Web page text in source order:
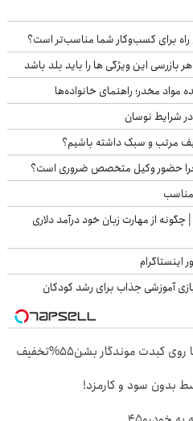
راه برای کسب‌وکار شما مناسب‌تر است؟
این ویژگی ها را باید بلد باشد
شرایط نوسان
مرتب و سبک داشته باشیم؟
چرا حضور وکیل متخصص ضروری است؟
از مهارت زبان خود درآمد دلاری
آموزشی جذاب برای رشد کودکان
موندگار بشن55%تخفیف